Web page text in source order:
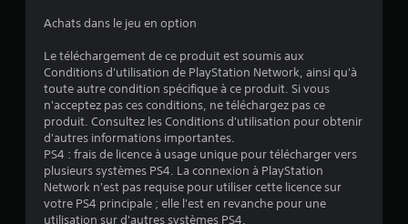
o
i
l
e
Achats dans le jeu en option
Le téléchargement de ce produit est soumis aux
Conditions d'utilisation de PlayStation Network, ainsi qu'à
toute autre condition spécifique à ce produit. Si vous
n'acceptez pas ces conditions, ne téléchargez pas ce
produit. Consultez les Conditions d'utilisation pour obtenir
d'autres informations importantes.
PS4 : frais de licence à usage unique pour télécharger vers
plusieurs systèmes PS4. La connexion à PlayStation
Network n'est pas requise pour utiliser cette licence sur
votre PS4 principale ; elle l'est en revanche pour une
utilisation sur d'autres systèmes PS4.